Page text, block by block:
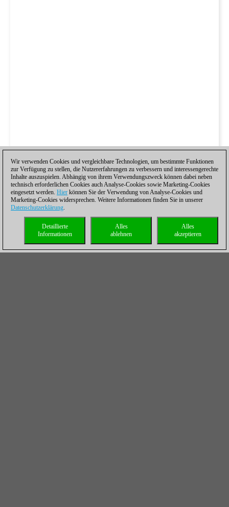
Wir verwenden Cookies und vergleichbare Technologien, um bestimmte Funktionen
zur Verfügung zu stellen, die Nutzererfahrungen zu verbessern und interessengerechte
Inhalte auszuspielen. Abhängig von ihrem Verwendungszweck können dabei neben
technisch erforderlichen Cookies auch Analyse-Cookies sowie Marketing-Cookies
eingesetzt werden. Hier können Sie der Verwendung von Analyse-Cookies und
Marketing-Cookies widersprechen. Weitere Informationen finden Sie in unserer
Datenschutzerklärung.
Alles
akzeptieren
Alles
ablehnen
Detaillierte
Informationen